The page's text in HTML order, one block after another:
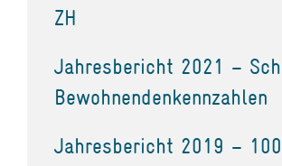
ZH
Jahresbericht 2021 –
Bewohnendenkennzahlen
Jahresbericht 2019 –